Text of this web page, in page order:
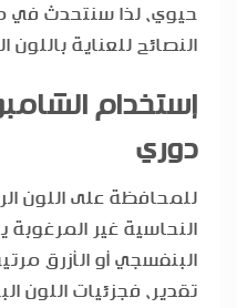
حيوي، لذا سنتحدث في
النصائح للعناية باللون
إستخدام
دوري
للمحافظة على اللون
النحاسية غير
البنفسجي أو الأزرق
تقدير، فجزئيات اللون